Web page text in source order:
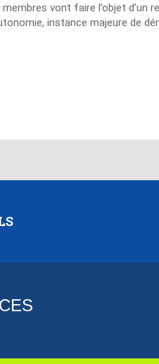
vont faire l’objet d’un
instance majeure de